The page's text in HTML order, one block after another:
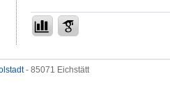
- 85071 Eichstätt